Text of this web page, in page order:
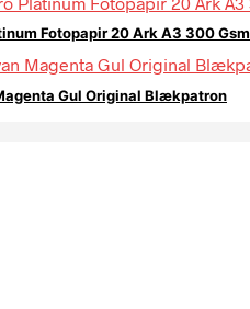
Fotopapir 20 Ark A3 300 Gsm
Gul Original Blækpatron